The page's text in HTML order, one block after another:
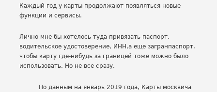
Каждый год у карты продолжают появляться новые
функции и сервисы.
Лично мне бы хотелось туда привязать паспорт,
водительское удостоверение, ИНН,а еще загранпаспорт,
чтобы карту где-нибудь за границей тоже можно было
использовать. Но не все сразу.
По данным на январь 2019 года, Карты москвича